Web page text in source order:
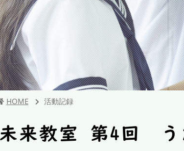
HOME 活動記録
未来教室 第4回 う